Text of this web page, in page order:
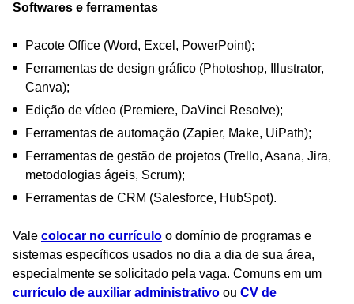
Softwares e ferramentas
Pacote Office (Word, Excel, PowerPoint);
Ferramentas de design gráfico (Photoshop, Illustrator,
Canva);
Edição de vídeo (Premiere, DaVinci Resolve);
Ferramentas de automação (Zapier, Make, UiPath);
Ferramentas de gestão de projetos (Trello, Asana, Jira,
metodologias ágeis, Scrum);
Ferramentas de CRM (Salesforce, HubSpot).
Vale colocar no currículo o domínio de programas e
sistemas específicos usados no dia a dia de sua área,
especialmente se solicitado pela vaga. Comuns em um
currículo de auxiliar administrativo ou CV de